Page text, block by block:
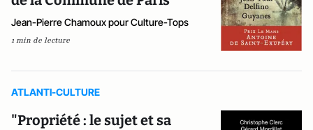
Jean-Pierre Chamoux pour Culture-Tops
1 min de lecture
ATLANTI-CULTURE
"Propriété : le sujet et sa